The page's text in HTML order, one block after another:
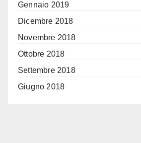
Gennaio 2019
Dicembre 2018
Novembre 2018
Ottobre 2018
Settembre 2018
Giugno 2018